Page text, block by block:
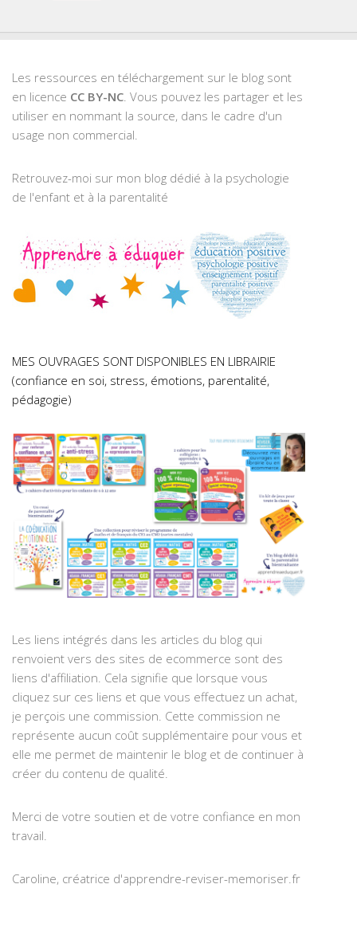
Les ressources en téléchargement sur le blog sont
en licence CC BY-NC . Vous pouvez les partager et les
utiliser en nommant la source, dans le cadre d'un
usage non commercial.
Retrouvez-moi sur mon blog dédié à la psychologie
de l'enfant et à la parentalité
MES OUVRAGES SONT DISPONIBLES EN LIBRAIRIE
(confiance en soi, stress, émotions, parentalité,
pédagogie)
Les liens intégrés dans les articles du blog qui
renvoient vers des sites de ecommerce sont des
liens d'affiliation. Cela signifie que lorsque vous
cliquez sur ces liens et que vous effectuez un achat,
je perçois une commission. Cette commission ne
représente aucun coût supplémentaire pour vous et
elle me permet de maintenir le blog et de continuer à
créer du contenu de qualité.
Merci de votre soutien et de votre confiance en mon
travail.
Caroline, créatrice d'apprendre-reviser-memoriser.fr